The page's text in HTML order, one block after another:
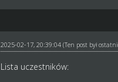
2025-02-17, 20:39:04 (Ten post był
Lista uczestników: